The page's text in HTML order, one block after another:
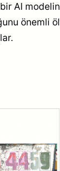
AI
önemli